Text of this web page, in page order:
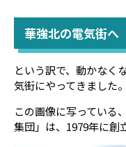
華強北の電気街へ
という訳で、動かなく
気街にやってきました。
この画像に写っている
集団」は、1979年に創